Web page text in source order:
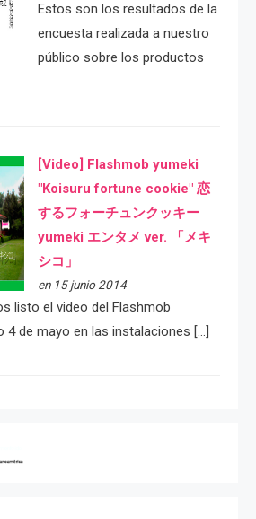
Estos son los resultados de la
encuesta realizada a nuestro
público sobre los productos
[Video] Flashmob yumeki
"Koisuru fortune cookie" 恋
するフォーチュンクッキー
yumeki エンタメ ver. 「メキ
シコ」
en 15 junio 2014
listo el video del Flashmob
4 de mayo en las instalaciones […]